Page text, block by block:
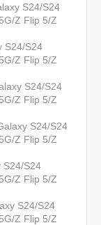
S24/S24
Z Flip 5/Z
S24/S24
Z Flip 5/Z
S24/S24
Z Flip 5/Z
S24/S24
Z Flip 5/Z
S24/S24
Z Flip 5/Z
S24/S24
Z Flip 5/Z